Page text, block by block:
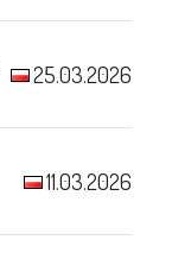
25.03.2026
11.03.2026